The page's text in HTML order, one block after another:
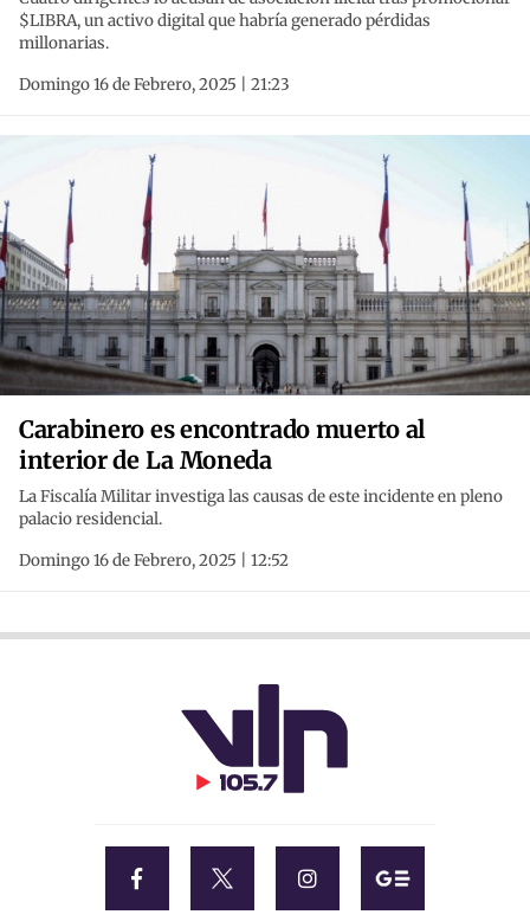
$LIBRA, un activo digital que habría generado pérdidas
millonarias.
Domingo 16 de Febrero, 2025 | 21:23
Carabinero es encontrado muerto al
interior de La Moneda
La Fiscalía Militar investiga las causas de este incidente en pleno
palacio residencial.
Domingo 16 de Febrero, 2025 | 12:52